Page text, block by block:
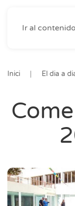
Ir al
Inici El dia a